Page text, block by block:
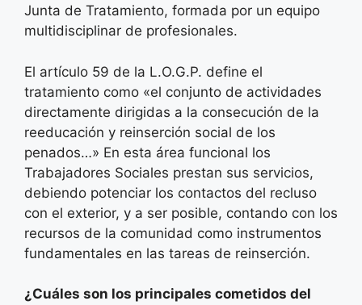
Junta de Tratamiento, formada por un equipo
multidisciplinar de profesionales.
El artículo 59 de la L.O.G.P. define el
tratamiento como «el conjunto de actividades
directamente dirigidas a la consecución de la
reeducación y reinserción social de los
penados…» En esta área funcional los
Trabajadores Sociales prestan sus servicios,
debiendo potenciar los contactos del recluso
con el exterior, y a ser posible, contando con los
recursos de la comunidad como instrumentos
fundamentales en las tareas de reinserción.
¿Cuáles son los principales cometidos del